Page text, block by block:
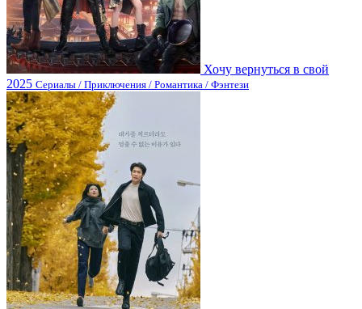
Хочу вернуться в свой
2025 Сериалы / Приключения / Романтика / Фэнтези